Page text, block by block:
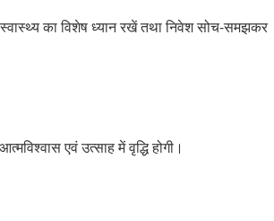
का विशेष ध्यान रखें तथा निवेश सोच-समझकर
एवं उत्साह में वृद्धि होगी।